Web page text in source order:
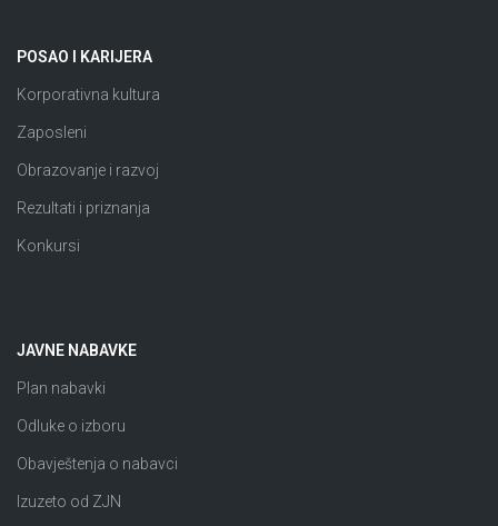
POSAO I KARIJERA
Korporativna kultura
Zaposleni
Obrazovanje i razvoj
Rezultati i priznanja
Konkursi
JAVNE NABAVKE
Plan nabavki
Odluke o izboru
Obavještenja o nabavci
Izuzeto od ZJN